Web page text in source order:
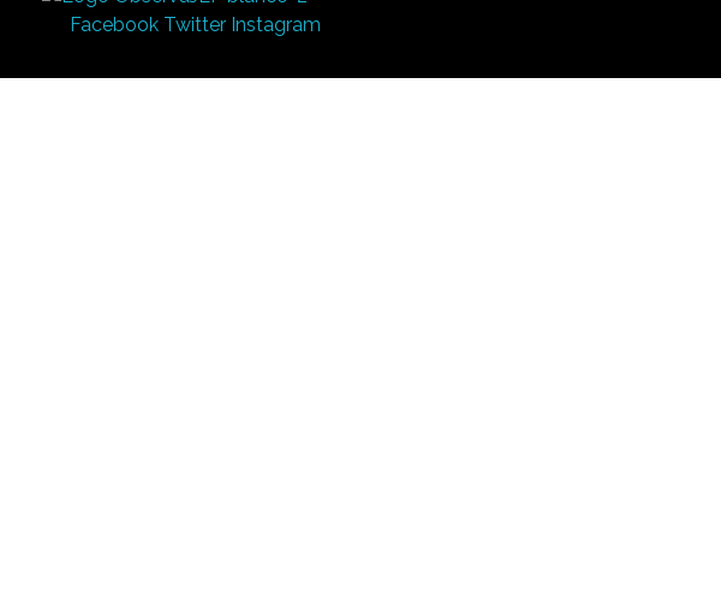
Observa JEP
Facebook Twitter Instagram